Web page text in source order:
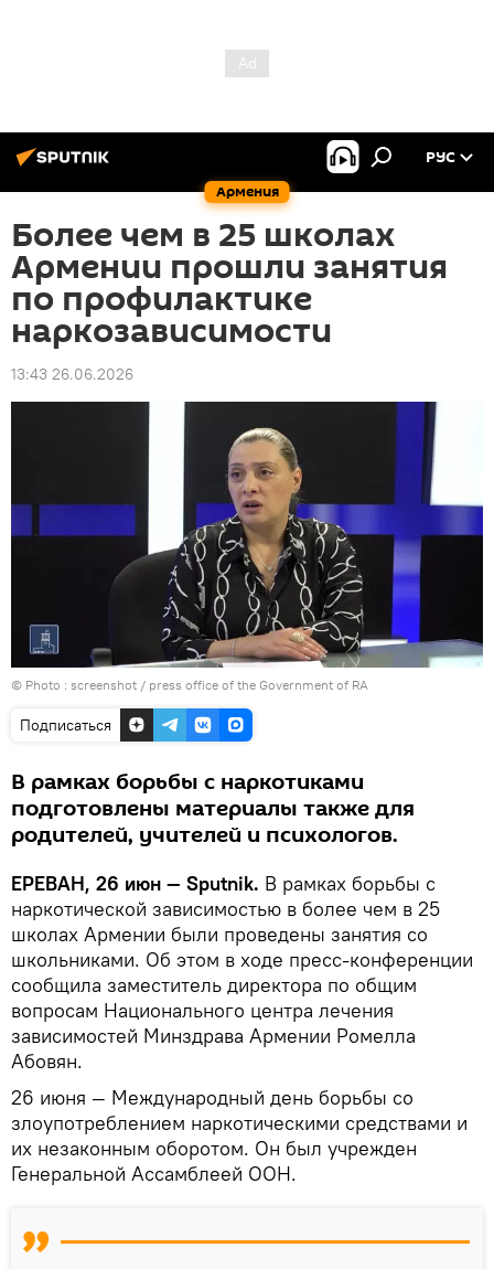
Армения
РУС
Более чем в 25 школах
Армении прошли занятия
по профилактике
наркозависимости
13:43 26.06.2026
© Photo : screenshot / press office of the Government of RA
Подписаться
В рамках борьбы с наркотиками
подготовлены материалы также для
родителей, учителей и психологов.
ЕРЕВАН, 26 июн — Sputnik. В рамках борьбы с
наркотической зависимостью в более чем в 25
школах Армении были проведены занятия со
школьниками. Об этом в ходе пресс-конференции
сообщила заместитель директора по общим
вопросам Национального центра лечения
зависимостей Минздрава Армении Ромелла
Абовян.
26 июня — Международный день борьбы со
злоупотреблением наркотическими средствами и
их незаконным оборотом. Он был учрежден
Генеральной Ассамблеей ООН.